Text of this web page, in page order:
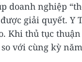
doanh nghiệp
giải quyết. Y
Khi thủ tục
với cùng kỳ